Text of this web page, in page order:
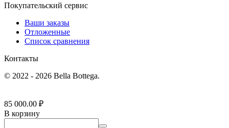
Покупательский сервис
Ваши заказы
Отложенные
Список сравнения
Контакты
© 2022 - 2026 Bella Bottega.
85 000.00 ₽
В корзину